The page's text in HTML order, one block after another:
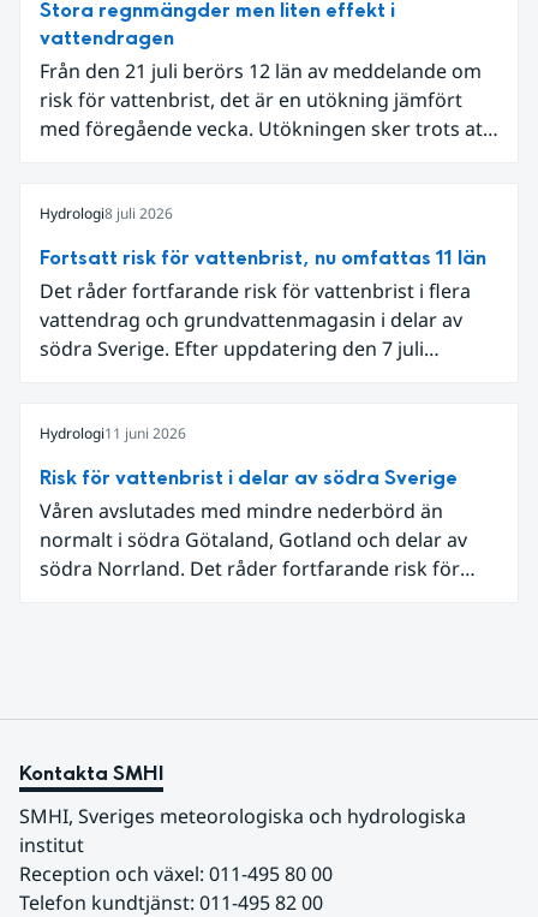
Stora regnmängder men liten effekt i
vattendragen
Från den 21 juli berörs 12 län av meddelande om
risk för vattenbrist, det är en utökning jämfört
med föregående vecka. Utökningen sker trots att
och att det på en del håll då kom rikliga
nederbördsmängder.
Hydrologi8 juli 2026
Fortsatt risk för vattenbrist, nu omfattas 11 län
Det råder fortfarande risk för vattenbrist i flera
vattendrag och grundvattenmagasin i delar av
södra Sverige. Efter uppdatering den 7 juli
Östergötlands, Stockholms och Uppsala län.
Totalt omfattas 11 län, säger Hugo Rudebeck,
vakthavande hydrolog på SMHI.
Hydrologi11 juni 2026
Risk för vattenbrist i delar av södra Sverige
Våren avslutades med mindre nederbörd än
normalt i södra Götaland, Gotland och delar av
södra Norrland. Det råder fortfarande risk för
över lång tid för att återställa balansen.
Kontakta SMHI
SMHI, Sveriges meteorologiska och hydrologiska
institut
Reception och växel: 011-495 80 00
Telefon kundtjänst: 011-495 82 00